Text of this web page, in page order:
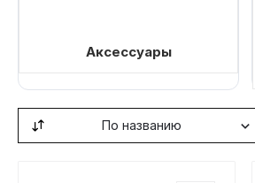
Аксессуары
По названию